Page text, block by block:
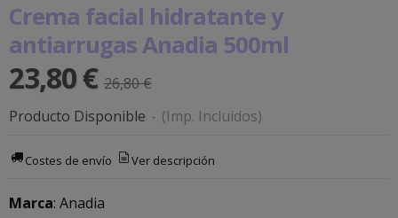
Crema facial hidratante y
antiarrugas Anadia 500ml
23,80 € 26,80 €
Producto Disponible - (Imp. Incluidos)
Costes de envío Ver descripción
Marca: Anadia